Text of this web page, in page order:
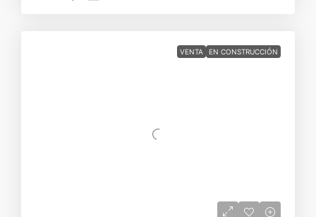
VENTA EN CONSTRUCCIÓN